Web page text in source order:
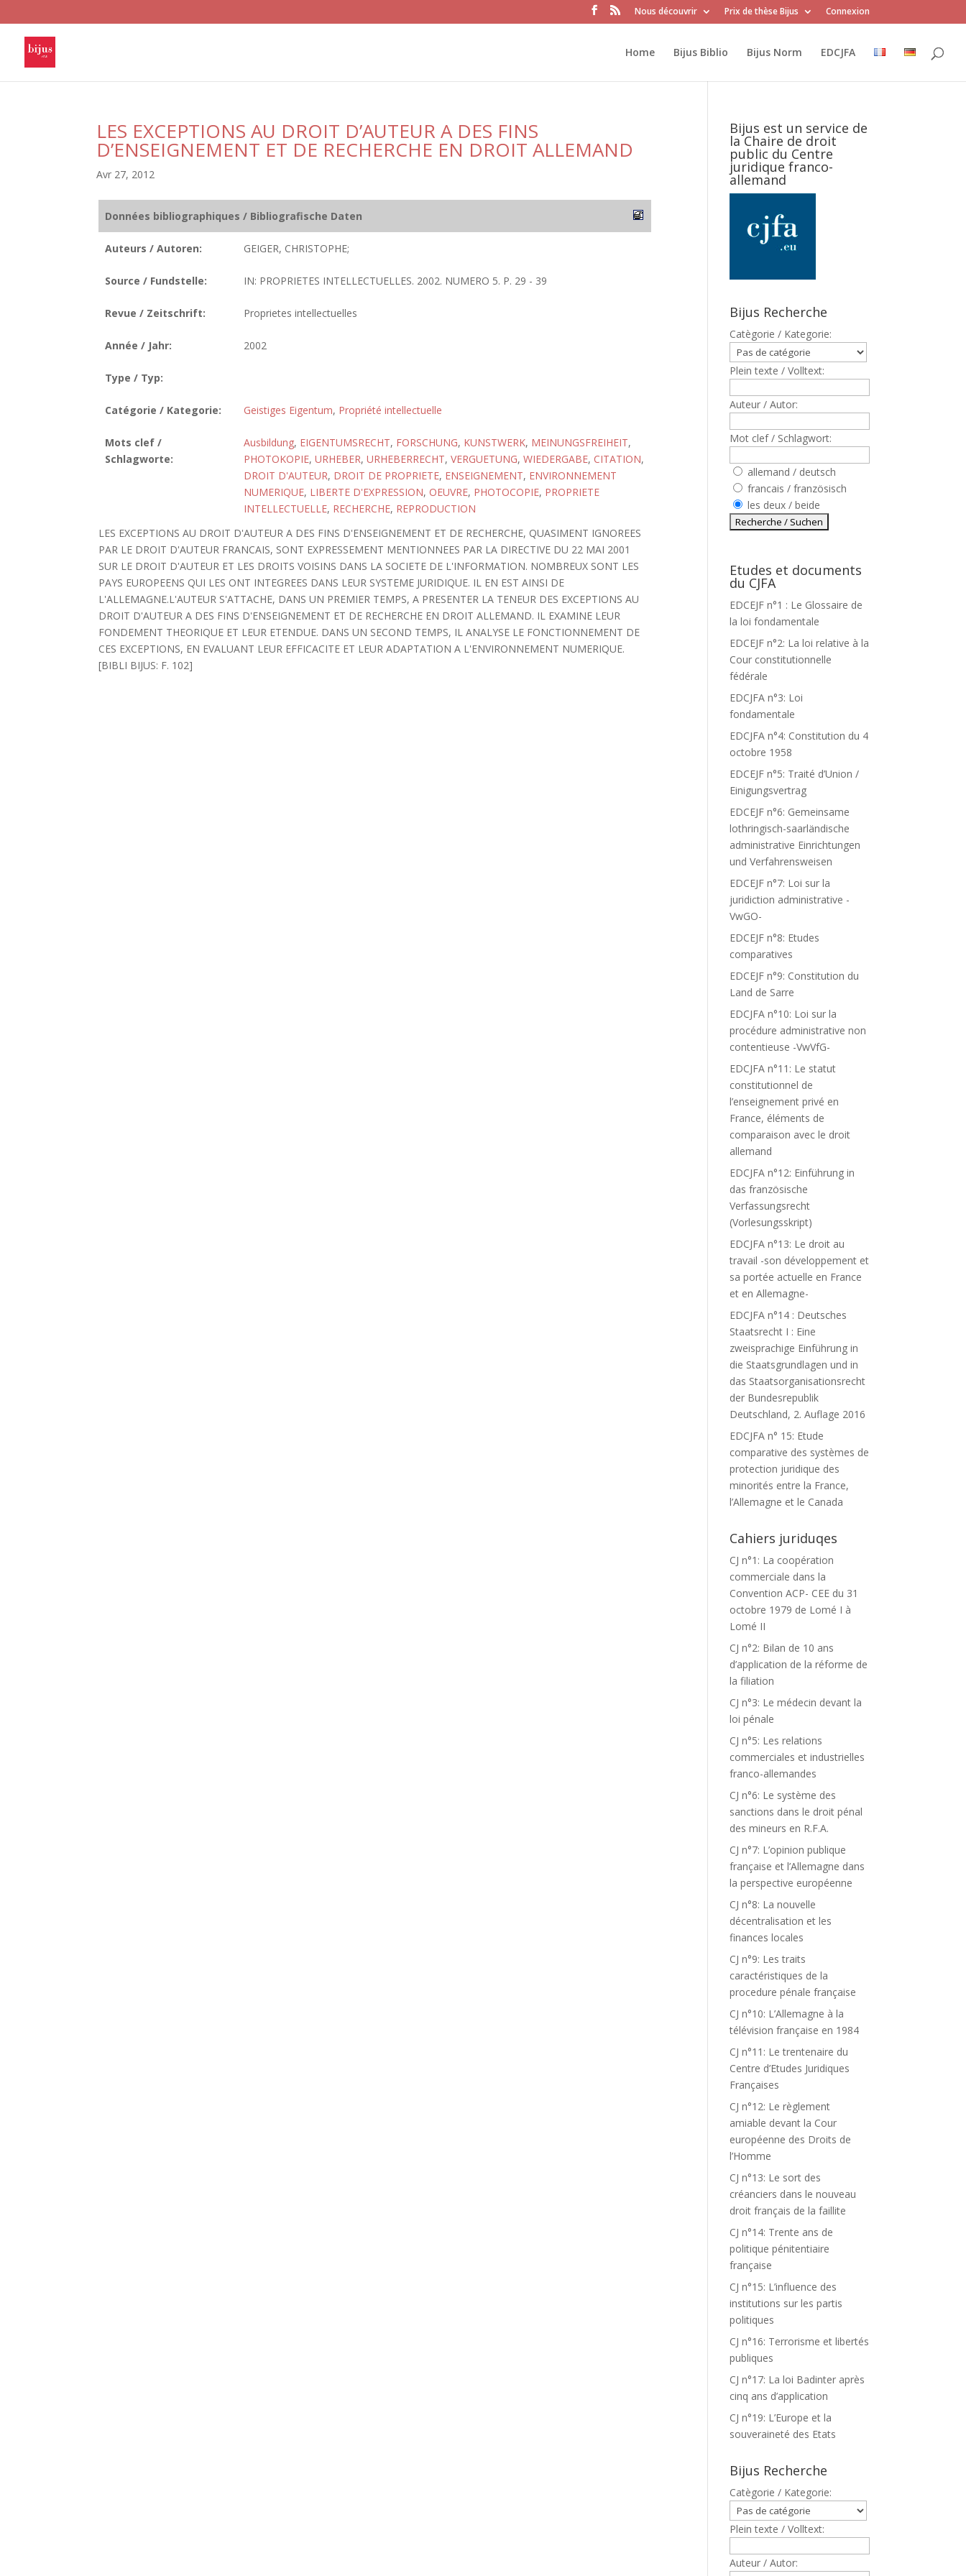
Nous découvrir Prix de thèse Bijus Connexion
Home Bijus Biblio Bijus Norm EDCJFA
LES EXCEPTIONS AU DROIT D’AUTEUR A DES FINS
D’ENSEIGNEMENT ET DE RECHERCHE EN DROIT ALLEMAND
Avr 27, 2012
Données bibliographiques / Bibliografische Daten
Auteurs / Autoren: GEIGER, CHRISTOPHE;
Source / Fundstelle: IN: PROPRIETES INTELLECTUELLES. 2002. NUMERO 5. P. 29 - 39
Revue / Zeitschrift: Proprietes intellectuelles
Année / Jahr: 2002
Type / Typ:
Catégorie / Kategorie: Geistiges Eigentum, Propriété intellectuelle
Mots clef /
Schlagworte:
Ausbildung, EIGENTUMSRECHT, FORSCHUNG, KUNSTWERK, MEINUNGSFREIHEIT,
PHOTOKOPIE, URHEBER, URHEBERRECHT, VERGUETUNG, WIEDERGABE, CITATION,
DROIT D'AUTEUR, DROIT DE PROPRIETE, ENSEIGNEMENT, ENVIRONNEMENT
NUMERIQUE, LIBERTE D'EXPRESSION, OEUVRE, PHOTOCOPIE, PROPRIETE
INTELLECTUELLE, RECHERCHE, REPRODUCTION
LES EXCEPTIONS AU DROIT D'AUTEUR A DES FINS D'ENSEIGNEMENT ET DE RECHERCHE, QUASIMENT IGNOREES
PAR LE DROIT D'AUTEUR FRANCAIS, SONT EXPRESSEMENT MENTIONNEES PAR LA DIRECTIVE DU 22 MAI 2001
SUR LE DROIT D'AUTEUR ET LES DROITS VOISINS DANS LA SOCIETE DE L'INFORMATION. NOMBREUX SONT LES
PAYS EUROPEENS QUI LES ONT INTEGREES DANS LEUR SYSTEME JURIDIQUE. IL EN EST AINSI DE
L'ALLEMAGNE.L'AUTEUR S'ATTACHE, DANS UN PREMIER TEMPS, A PRESENTER LA TENEUR DES EXCEPTIONS AU
DROIT D'AUTEUR A DES FINS D'ENSEIGNEMENT ET DE RECHERCHE EN DROIT ALLEMAND. IL EXAMINE LEUR
FONDEMENT THEORIQUE ET LEUR ETENDUE. DANS UN SECOND TEMPS, IL ANALYSE LE FONCTIONNEMENT DE
CES EXCEPTIONS, EN EVALUANT LEUR EFFICACITE ET LEUR ADAPTATION A L'ENVIRONNEMENT NUMERIQUE.
[BIBLI BIJUS: F. 102]
Bijus est un service de
la Chaire de droit
public du Centre
juridique franco-
allemand
Bijus Recherche
Catègorie / Kategorie:
Plein texte / Volltext:
Auteur / Autor:
Mot clef / Schlagwort:
allemand / deutsch
francais / französisch
les deux / beide
Etudes et documents
du CJFA
EDCEJF n°1 : Le Glossaire de
la loi fondamentale
EDCEJF n°2: La loi relative à la
Cour constitutionnelle
fédérale
EDCJFA n°3: Loi
fondamentale
EDCJFA n°4: Constitution du 4
octobre 1958
EDCEJF n°5: Traité d’Union /
Einigungsvertrag
EDCEJF n°6: Gemeinsame
lothringisch-saarländische
administrative Einrichtungen
und Verfahrensweisen
EDCEJF n°7: Loi sur la
juridiction administrative -
VwGO-
EDCEJF n°8: Etudes
comparatives
EDCEJF n°9: Constitution du
Land de Sarre
EDCJFA n°10: Loi sur la
procédure administrative non
contentieuse -VwVfG-
EDCJFA n°11: Le statut
constitutionnel de
l’enseignement privé en
France, éléments de
comparaison avec le droit
allemand
EDCJFA n°12: Einführung in
das französische
Verfassungsrecht
(Vorlesungsskript)
EDCJFA n°13: Le droit au
travail -son développement et
sa portée actuelle en France
et en Allemagne-
EDCJFA n°14 : Deutsches
Staatsrecht I : Eine
zweisprachige Einführung in
die Staatsgrundlagen und in
das Staatsorganisationsrecht
der Bundesrepublik
Deutschland, 2. Auflage 2016
EDCJFA n° 15: Etude
comparative des systèmes de
protection juridique des
minorités entre la France,
l’Allemagne et le Canada
Cahiers juriduqes
CJ n°1: La coopération
commerciale dans la
Convention ACP- CEE du 31
octobre 1979 de Lomé I à
Lomé II
CJ n°2: Bilan de 10 ans
d’application de la réforme de
la filiation
CJ n°3: Le médecin devant la
loi pénale
CJ n°5: Les relations
commerciales et industrielles
franco-allemandes
CJ n°6: Le système des
sanctions dans le droit pénal
des mineurs en R.F.A.
CJ n°7: L’opinion publique
française et l’Allemagne dans
la perspective européenne
CJ n°8: La nouvelle
décentralisation et les
finances locales
CJ n°9: Les traits
caractéristiques de la
procedure pénale française
CJ n°10: L’Allemagne à la
télévision française en 1984
CJ n°11: Le trentenaire du
Centre d’Etudes Juridiques
Françaises
CJ n°12: Le règlement
amiable devant la Cour
européenne des Droits de
l’Homme
CJ n°13: Le sort des
créanciers dans le nouveau
droit français de la faillite
CJ n°14: Trente ans de
politique pénitentiaire
française
CJ n°15: L’influence des
institutions sur les partis
politiques
CJ n°16: Terrorisme et libertés
publiques
CJ n°17: La loi Badinter après
cinq ans d’application
CJ n°19: L’Europe et la
souveraineté des Etats
Bijus Recherche
Catègorie / Kategorie:
Plein texte / Volltext:
Auteur / Autor: